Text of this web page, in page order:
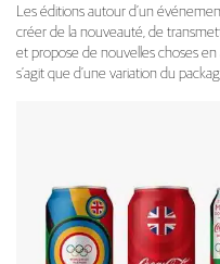
Les éditions autour d’un
créer de la nouveauté, de
et propose de nouvelles choses
s’agit que d’une variation du